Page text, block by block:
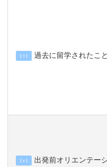
【 3 】 過去に留学されたこ
【 4 】
出発前オリエンテー